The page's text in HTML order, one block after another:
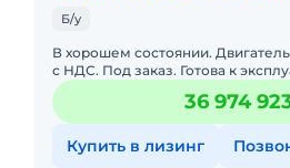
Б/у
В хорошем состоянии.
с НДС. Под заказ. Готова к
36 974
Купить в лизинг